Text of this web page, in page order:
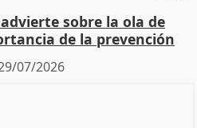
sobre la ola de
de la prevención
07/2026